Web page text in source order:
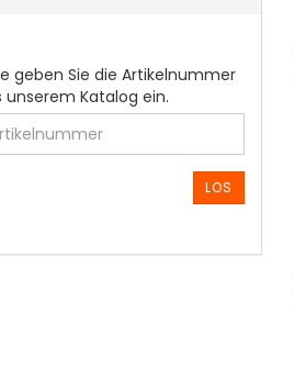
geben Sie die Artikelnummer
unserem Katalog ein.
LOS